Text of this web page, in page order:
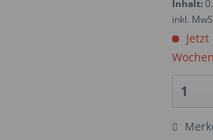
Inhalt:
inkl.